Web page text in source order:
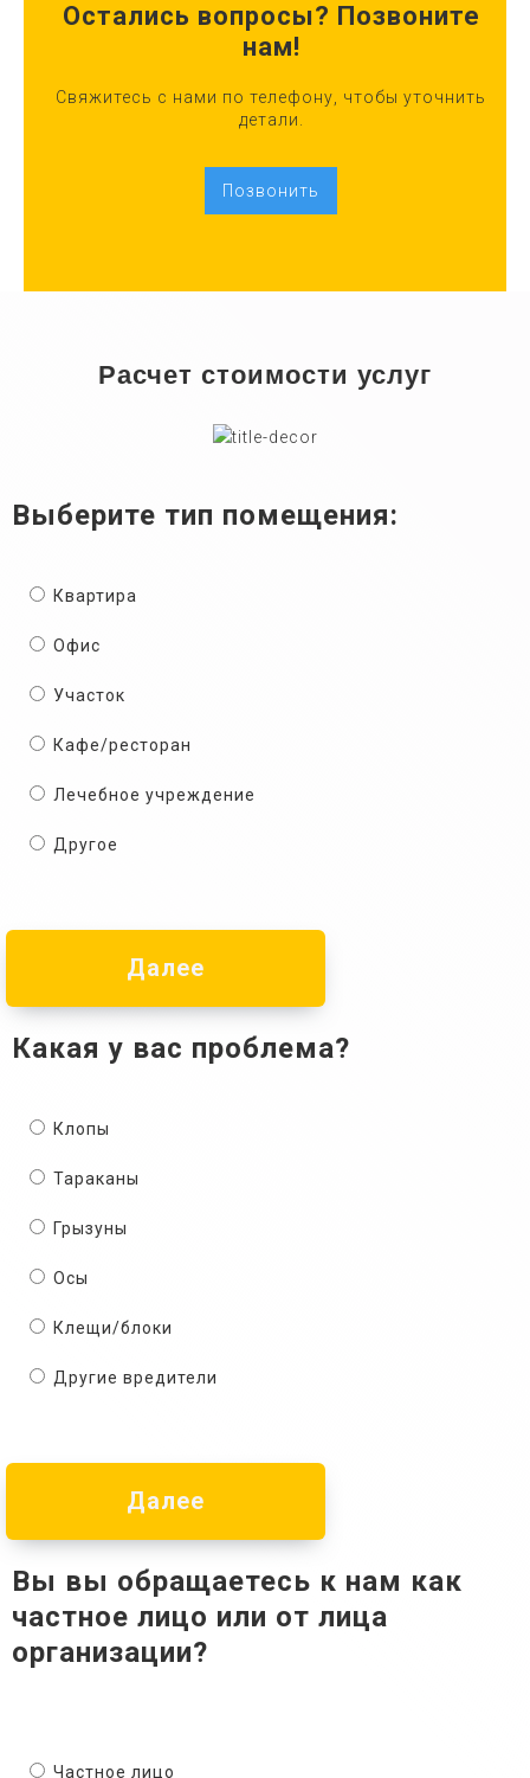
Остались вопросы? Позвоните
нам!
Свяжитесь с нами по телефону, чтобы уточнить
детали.
Позвонить
Расчет стоимости услуг
Выберите тип помещения:
Квартира
Офис
Участок
Кафе/ресторан
Лечебное учреждение
Другое
Далее
Какая у вас проблема?
Клопы
Тараканы
Грызуны
Осы
Клещи/блоки
Другие вредители
Далее
Вы вы обращаетесь к нам как
частное лицо или от лица
организации?
Частное лицо